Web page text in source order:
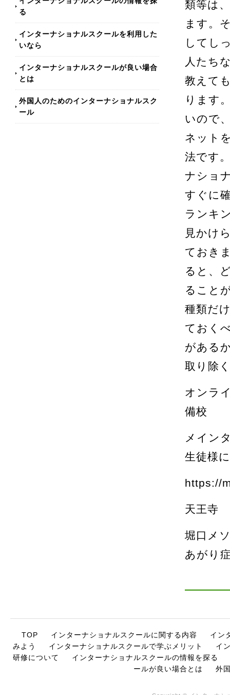
類等は
ます。
してし
人たち
教えて
ります
いので
ネット
法です
ナショ
すぐに
ランキ
見かけ
ておき
ると、
ること
種類だ
ておく
がある
取り除
オンラ
備校
メイン
生徒様
https://
天王寺
堀口メ
あがり
る
インターナショナルスクールを利用した
いなら
インターナショナルスクールが良い場合
とは
外国人のためのインターナショナルスク
ール
TOP インターナショナルスクールに関する内容
イン
みよう
インターナショナルスクールで学ぶメリット
イ
研修について
インターナショナルスクールの情報を探る
ールが良い場合とは
外